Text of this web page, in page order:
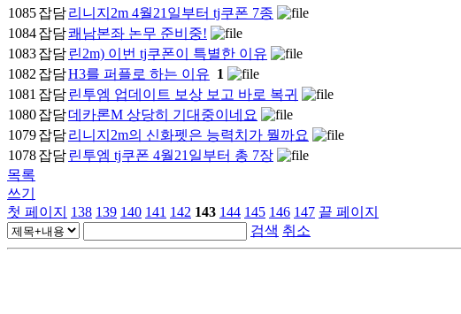
1085잡담리니지2m 4월21일부터 tj쿠폰 7종
1084잡담쾌남본좌 논무 준비중!
1083잡담 린2m) 이번 tj쿠폰이 특별한 이유
1082 잡담H3를 퍼플로 하는 이유 1
1081 잡담 린투엠 업데이트 보상 보고 바로 복귀
1080잡담데카론M 상당히 기대중이네요
1079잡담리니지2m의 신화펫은 능력치가 뭘까요
1078잡담 린투엠 tj쿠폰 4월21일부터 총 7장
목록
쓰기
첫 페이지
138 139 140 141 142 143 144 145 146 147 끝 페이지
검색 취소